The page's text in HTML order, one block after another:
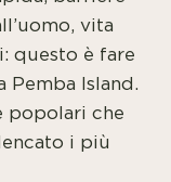
vita
questo è fare
Pemba Island.
popolari che
i più